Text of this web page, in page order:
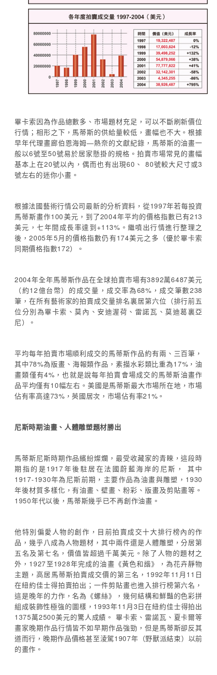
畢卡索因為作品總數多、市場題材充足，可以不斷刷新價位
行情；相形之下，馬蒂斯的供給量較低，畫幅也不大。根據
早年代理畫廊伯恩海姆—熱奈的文獻紀錄，馬蒂斯的油畫一
般以6號至50號易於居家懸掛的規格。拍賣市場常見的畫幅
基本上在20號以內，偶而也有出現60、 80號較大尺寸或3
號左右的迷你小畫。
根據法國藝術行情公司最新的分析資料，從1997年若每投資
馬蒂斯畫作100美元，到了2004年平均的價格指數已有213
美元，七年間成長率達到+113%。繼噴出行情進行整理之
後，2005年5月的價格指數仍有174美元之多（優於畢卡索
同期價格指數172）。
2004年全年馬蒂斯作品在全球拍賣市場有3892萬6487美元
（約12億台幣）的成交量，成交率為68%，成交筆數238
筆，在所有藝術家的拍賣成交量排名裏居第六位（排行前五
位分別為畢卡索、莫內、安迪渥荷、雷諾瓦、莫迪葛裏亞
尼）。
平均每年拍賣市場順利成交的馬蒂斯作品約有兩、三百筆，
其中78%為版畫、海報類作品，素描水彩類比重為17%，油
畫類僅有4%，也就是說每年拍賣會場成交的馬蒂斯油畫作
品平均僅有10幅左右。美國是馬蒂斯最大市場所在地，市場
佔有率高達73%，英國居次，市場佔有率21%。
尼斯時期油畫、人體雕塑題材勝出
馬蒂斯尼斯時期作品繽紛燦爛，最受收藏家的青睞，這段時
期指的是1917年後駐居在法國蔚藍海岸的尼斯， 其中
1917-1930年為尼斯前期，主要作品為油畫與雕塑，1930
年後材質多樣化，有油畫、壁畫、粉彩、版畫及剪貼畫等。
1950年代以後，馬蒂斯幾乎已不再創作油畫。
他特別偏愛人物的創作，目前拍賣成交十大排行榜內的作
品，幾乎八成為人物題材，其中兩件還是人體雕塑，分居第
五名及第七名，價值皆超過千萬美元。除了人物的題材之
外，1927至1928年完成的油畫《黃色和諧》，為花卉靜物
主題，高居馬蒂斯拍賣成交價的第三名，1992年11月11日
在紐約佳士得拍賣拍出；一件剪貼畫也進入排行榜第六名，
這是晚年的力作，名為《螺絲》，幾何結構和鮮豔的色彩拼
組成裝飾性極強的圖樣，1993年11月3日在紐約佳士得拍出
1375萬2500美元的驚人成績。 畢卡索、雷諾瓦、夏卡爾等
畫家晚期作品行情皆不如早期作品強勁，但是馬蒂斯卻反其
道而行，晚期作品價格甚至淩駕1907年（野獸派結束）以前
的畫作。